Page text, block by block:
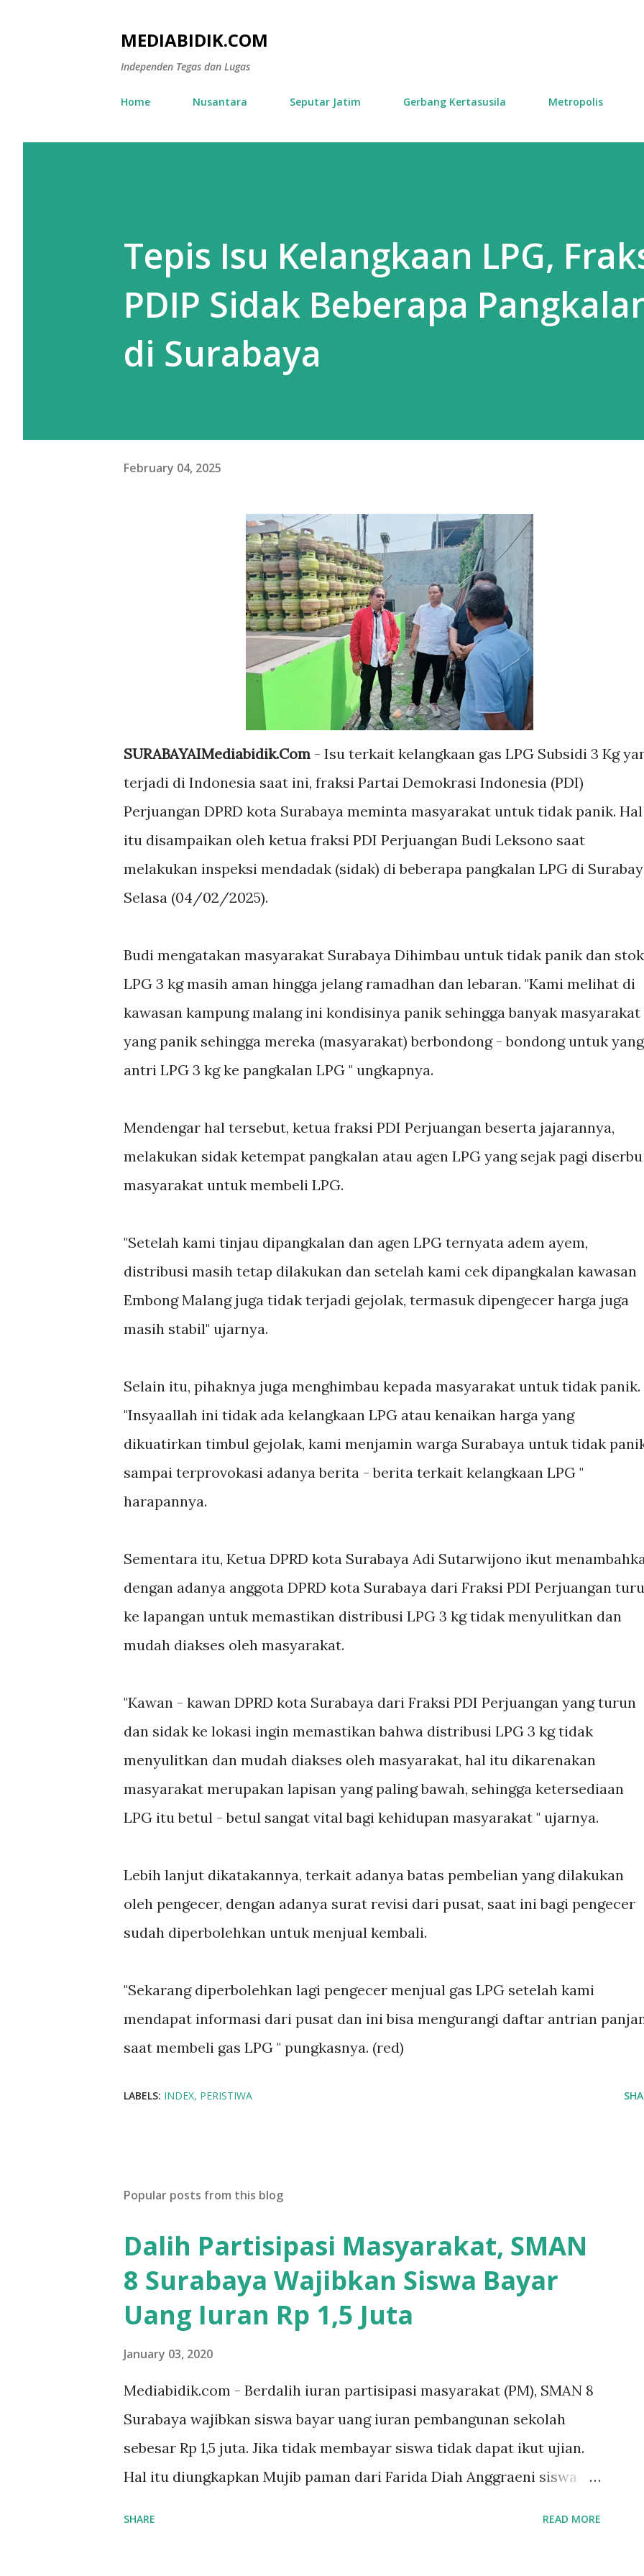
MEDIABIDIK.COM
Independen Tegas dan Lugas
Home Nusantara Seputar Jatim Gerbang Kertasusila Metropolis
Tepis Isu Kelangkaan LPG,
PDIP Sidak Beberapa
di Surabaya
February 04, 2025
SURABAYAIMediabidik.Com - Isu terkait kelangkaan gas LPG Subsidi 3 Kg
terjadi di Indonesia saat ini, fraksi Partai Demokrasi Indonesia (PDI)
Perjuangan DPRD kota Surabaya meminta masyarakat untuk tidak panik. Hal
itu disampaikan oleh ketua fraksi PDI Perjuangan Budi Leksono saat
melakukan inspeksi mendadak (sidak) di beberapa pangkalan LPG di
Selasa (04/02/2025).
Budi mengatakan masyarakat Surabaya Dihimbau untuk tidak panik dan stok
LPG 3 kg masih aman hingga jelang ramadhan dan lebaran. "Kami melihat di
kawasan kampung malang ini kondisinya panik sehingga banyak masyarakat
yang panik sehingga mereka (masyarakat) berbondong - bondong untuk yang
antri LPG 3 kg ke pangkalan LPG " ungkapnya.
Mendengar hal tersebut, ketua fraksi PDI Perjuangan beserta jajarannya,
melakukan sidak ketempat pangkalan atau agen LPG yang sejak pagi diserbu
masyarakat untuk membeli LPG.
"Setelah kami tinjau dipangkalan dan agen LPG ternyata adem ayem,
distribusi masih tetap dilakukan dan setelah kami cek dipangkalan kawasan
Embong Malang juga tidak terjadi gejolak, termasuk dipengecer harga juga
masih stabil" ujarnya.
Selain itu, pihaknya juga menghimbau kepada masyarakat untuk tidak panik.
"Insyaallah ini tidak ada kelangkaan LPG atau kenaikan harga yang
dikuatirkan timbul gejolak, kami menjamin warga Surabaya untuk tidak
sampai terprovokasi adanya berita - berita terkait kelangkaan LPG "
harapannya.
Sementara itu, Ketua DPRD kota Surabaya Adi Sutarwijono ikut
dengan adanya anggota DPRD kota Surabaya dari Fraksi PDI Perjuangan
ke lapangan untuk memastikan distribusi LPG 3 kg tidak menyulitkan dan
mudah diakses oleh masyarakat.
"Kawan - kawan DPRD kota Surabaya dari Fraksi PDI Perjuangan yang turun
dan sidak ke lokasi ingin memastikan bahwa distribusi LPG 3 kg tidak
menyulitkan dan mudah diakses oleh masyarakat, hal itu dikarenakan
masyarakat merupakan lapisan yang paling bawah, sehingga ketersediaan
LPG itu betul - betul sangat vital bagi kehidupan masyarakat " ujarnya.
Lebih lanjut dikatakannya, terkait adanya batas pembelian yang dilakukan
oleh pengecer, dengan adanya surat revisi dari pusat, saat ini bagi pengecer
sudah diperbolehkan untuk menjual kembali.
"Sekarang diperbolehkan lagi pengecer menjual gas LPG setelah kami
mendapat informasi dari pusat dan ini bisa mengurangi daftar antrian
saat membeli gas LPG " pungkasnya. (red)
LABELS: INDEX PERISTIWA
Popular posts from this blog
Dalih Partisipasi Masyarakat, SMAN
8 Surabaya Wajibkan Siswa Bayar
Uang Iuran Rp 1,5 Juta
January 03, 2020
Mediabidik.com - Berdalih iuran partisipasi masyarakat (PM), SMAN 8
Surabaya wajibkan siswa bayar uang iuran pembangunan sekolah
sebesar Rp 1,5 juta. Jika tidak membayar siswa tidak dapat ikut ujian.
Hal itu diungkapkan Mujib paman dari Farida Diah Anggraeni siswa
SHARE READ MORE